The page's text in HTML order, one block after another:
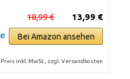
13,99 €
18,99 €
Bei Amazon ansehen
Preis inkl. MwSt., zzgl. Versandkosten